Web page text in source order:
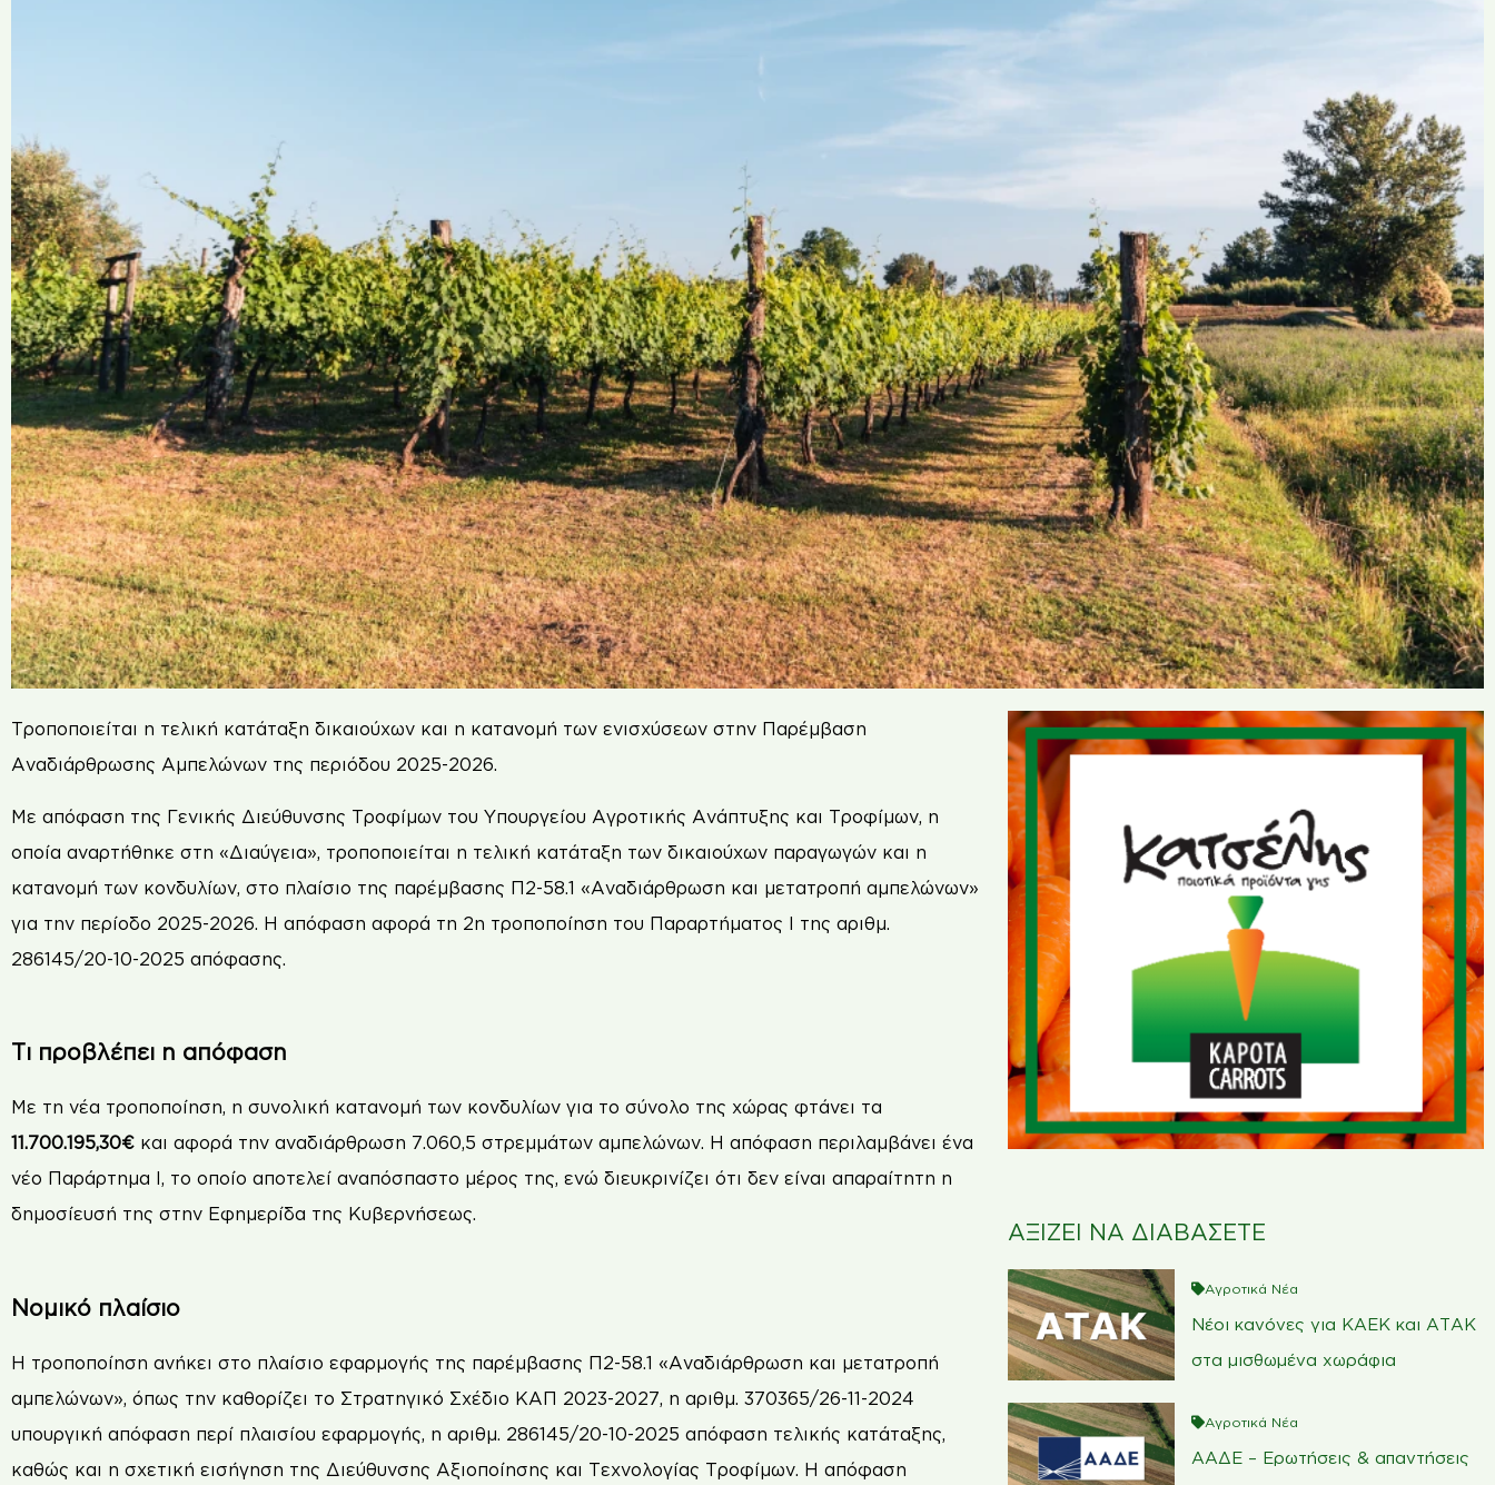
Τροποποιείται η τελική κατάταξη δικαιούχων και η κατανομή των ενισχύσεων στην Παρέμβαση
Αναδιάρθρωσης Αμπελώνων της περιόδου 2025-2026.
Με απόφαση της Γενικής Διεύθυνσης Τροφίμων του Υπουργείου Αγροτικής Ανάπτυξης και Τροφίμων, η
οποία αναρτήθηκε στη «Διαύγεια», τροποποιείται η τελική κατάταξη των δικαιούχων παραγωγών και η
κατανομή των κονδυλίων, στο πλαίσιο της παρέμβασης Π2-58.1 «Αναδιάρθρωση και μετατροπή αμπελώνων»
για την περίοδο 2025-2026. Η απόφαση αφορά τη 2η τροποποίηση του Παραρτήματος Ι της αριθμ.
286145/20-10-2025 απόφασης.
Τι προβλέπει η απόφαση
Με τη νέα τροποποίηση, η συνολική κατανομή των κονδυλίων για το σύνολο της χώρας φτάνει τα
11.700.195,30€ και αφορά την αναδιάρθρωση 7.060,5 στρεμμάτων αμπελώνων. Η απόφαση περιλαμβάνει ένα
νέο Παράρτημα Ι, το οποίο αποτελεί αναπόσπαστο μέρος της, ενώ διευκρινίζει ότι δεν είναι απαραίτητη η
δημοσίευσή της στην Εφημερίδα της Κυβερνήσεως.
Νομικό πλαίσιο
Η τροποποίηση ανήκει στο πλαίσιο εφαρμογής της παρέμβασης Π2-58.1 «Αναδιάρθρωση και μετατροπή
αμπελώνων», όπως την καθορίζει το Στρατηγικό Σχέδιο ΚΑΠ 2023-2027, η αριθμ. 370365/26-11-2024
υπουργική απόφαση περί πλαισίου εφαρμογής, η αριθμ. 286145/20-10-2025 απόφαση τελικής κατάταξης,
καθώς και η σχετική εισήγηση της Διεύθυνσης Αξιοποίησης και Τεχνολογίας Τροφίμων. Η απόφαση
ΑΞΙΖΕΙ ΝΑ ΔΙΑΒΑΣΕΤΕ
Αγροτικά Νέα
Νέοι κανόνες για ΚΑΕΚ και ΑΤΑΚ
στα μισθωμένα χωράφια
Αγροτικά Νέα
ΑΑΔΕ – Ερωτήσεις & απαντήσεις